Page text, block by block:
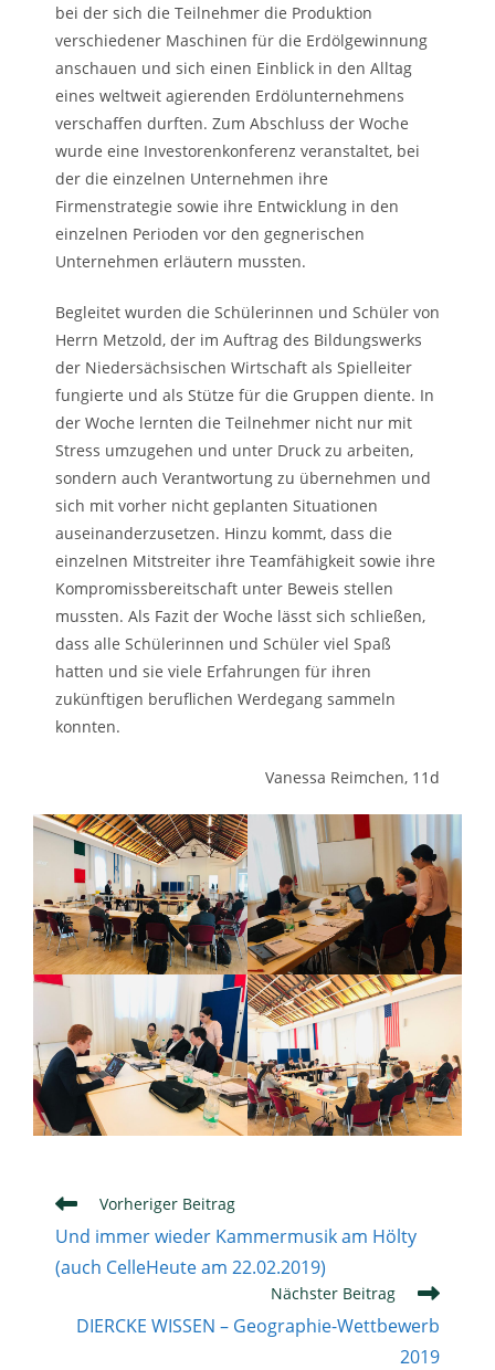
bei der sich die Teilnehmer die Produktion
verschiedener Maschinen für die Erdölgewinnung
anschauen und sich einen Einblick in den Alltag
eines weltweit agierenden Erdölunternehmens
verschaffen durften. Zum Abschluss der Woche
wurde eine Investorenkonferenz veranstaltet, bei
der die einzelnen Unternehmen ihre
Firmenstrategie sowie ihre Entwicklung in den
einzelnen Perioden vor den gegnerischen
Unternehmen erläutern mussten.
Begleitet wurden die Schülerinnen und Schüler von
Herrn Metzold, der im Auftrag des Bildungswerks
der Niedersächsischen Wirtschaft als Spielleiter
fungierte und als Stütze für die Gruppen diente. In
der Woche lernten die Teilnehmer nicht nur mit
Stress umzugehen und unter Druck zu arbeiten,
sondern auch Verantwortung zu übernehmen und
sich mit vorher nicht geplanten Situationen
auseinanderzusetzen. Hinzu kommt, dass die
einzelnen Mitstreiter ihre Teamfähigkeit sowie ihre
Kompromissbereitschaft unter Beweis stellen
mussten. Als Fazit der Woche lässt sich schließen,
dass alle Schülerinnen und Schüler viel Spaß
hatten und sie viele Erfahrungen für ihren
zukünftigen beruflichen Werdegang sammeln
konnten.
Vanessa Reimchen, 11d
Weitere
ansehen
Vorheriger Beitrag
Und immer wieder Kammermusik am Hölty
(auch CelleHeute am 22.02.2019)
Nächster Beitrag
DIERCKE WISSEN – Geographie-Wettbewerb
2019